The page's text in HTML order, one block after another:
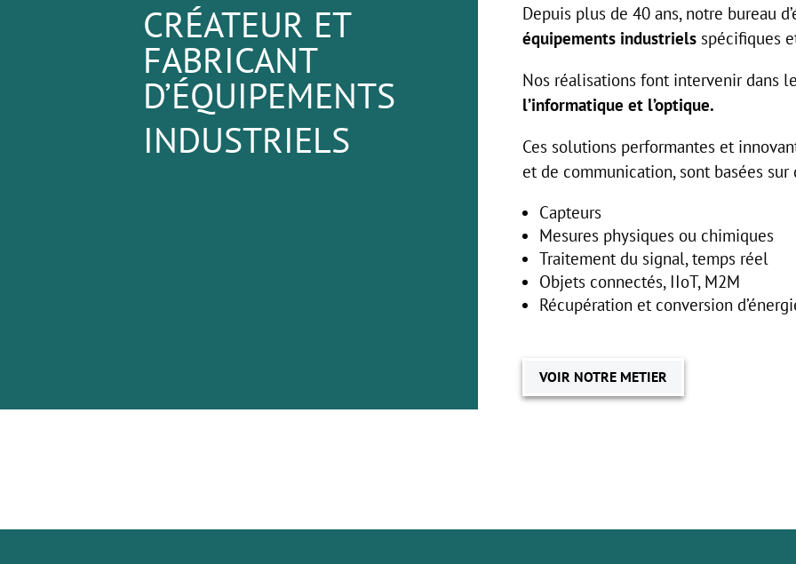
CRÉATEUR ET
FABRICANT
D’ÉQUIPEMENTS
INDUSTRIELS
Depuis plus de 40 ans, notre bureau
équipements industriels spécifiques
Nos réalisations font intervenir dans
l’informatique et l’optique.
Ces solutions performantes et
et de communication, sont basées
Capteurs
Mesures physiques ou chimiques
Traitement du signal, temps réel
Objets connectés, IIoT, M2M
Récupération et conversion
VOIR NOTRE METIER